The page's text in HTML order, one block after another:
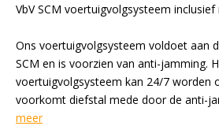
VbV SCM voertuigvolgsysteem
Ons voertuigvolgsysteem voldoet aan
SCM en is voorzien van anti-jamming.
voertuigvolgsysteem kan 24/7 worden
voorkomt diefstal mede door de anti-
meer